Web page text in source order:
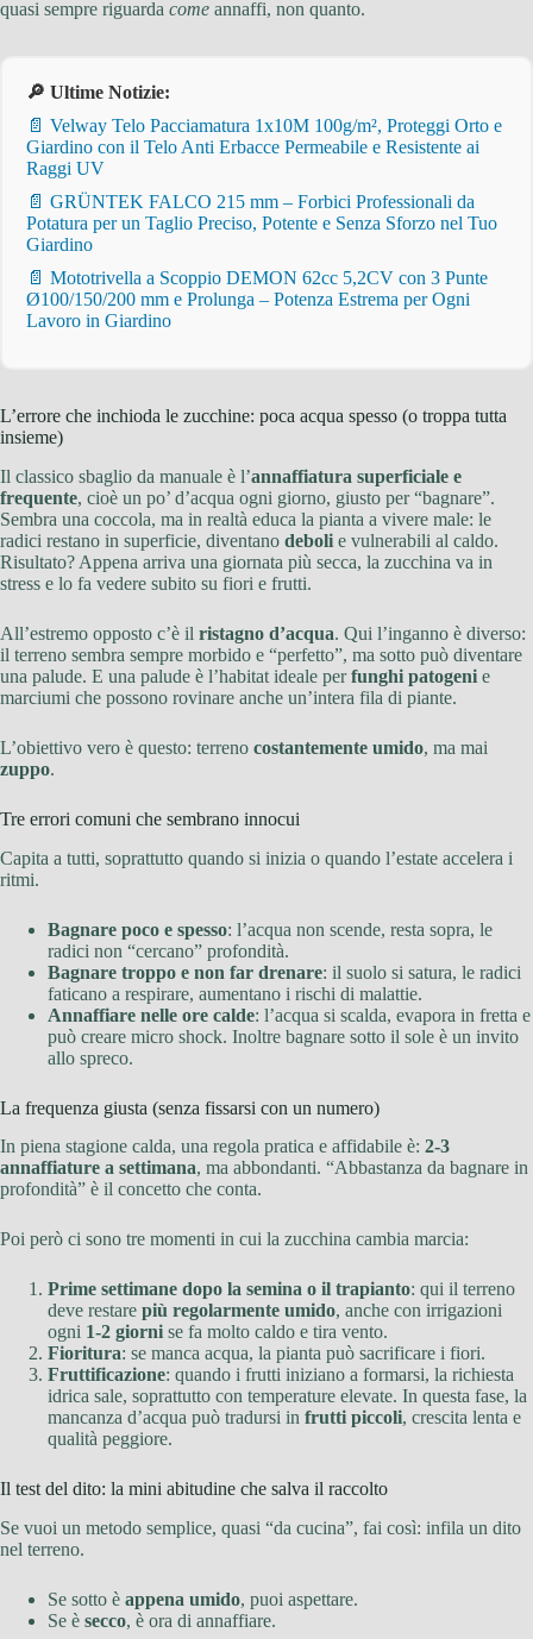
quasi sempre riguarda come annaffi, non quanto.
🔎 Ultime Notizie:
📄 Velway Telo Pacciamatura 1x10M 100g/m², Proteggi Orto e
Giardino con il Telo Anti Erbacce Permeabile e Resistente ai
Raggi UV
📄 GRÜNTEK FALCO 215 mm – Forbici Professionali da
Potatura per un Taglio Preciso, Potente e Senza Sforzo nel Tuo
Giardino
📄 Mototrivella a Scoppio DEMON 62cc 5,2CV con 3 Punte
Ø100/150/200 mm e Prolunga – Potenza Estrema per Ogni
Lavoro in Giardino
L’errore che inchioda le zucchine: poca acqua spesso (o troppa tutta
insieme)
Il classico sbaglio da manuale è l’annaffiatura superficiale e
frequente, cioè un po’ d’acqua ogni giorno, giusto per “bagnare”.
Sembra una coccola, ma in realtà educa la pianta a vivere male: le
radici restano in superficie, diventano deboli e vulnerabili al caldo.
Risultato? Appena arriva una giornata più secca, la zucchina va in
stress e lo fa vedere subito su fiori e frutti.
All’estremo opposto c’è il ristagno d’acqua. Qui l’inganno è diverso:
il terreno sembra sempre morbido e “perfetto”, ma sotto può diventare
una palude. E una palude è l’habitat ideale perfunghi patogeni e
marciumi che possono rovinare anche un’intera fila di piante.
L’obiettivo vero è questo: terreno costantemente umido, ma mai
zuppo.
Tre errori comuni che sembrano innocui
Capita a tutti, soprattutto quando si inizia o quando l’estate accelera i
ritmi.
Bagnare poco e spesso: l’acqua non scende, resta sopra, le
radici non “cercano” profondità.
Bagnare troppo e non far drenare: il suolo si satura, le radici
faticano a respirare, aumentano i rischi di malattie.
Annaffiare nelle ore calde: l’acqua si scalda, evapora in fretta e
può creare micro shock. Inoltre bagnare sotto il sole è un invito
allo spreco.
La frequenza giusta (senza fissarsi con un numero)
In piena stagione calda, una regola pratica e affidabile è: 2-3
annaffiature a settimana, ma abbondanti. “Abbastanza da bagnare in
profondità” è il concetto che conta.
Poi però ci sono tre momenti in cui la zucchina cambia marcia:
Prime settimane dopo la semina o il trapianto: qui il terreno
deve restare più regolarmente umido, anche con irrigazioni
ogni 1-2 giorni se fa molto caldo e tira vento.
Fioritura: se manca acqua, la pianta può sacrificare i fiori.
Fruttificazione: quando i frutti iniziano a formarsi, la richiesta
idrica sale, soprattutto con temperature elevate. In questa fase, la
mancanza d’acqua può tradursi in frutti piccoli, crescita lenta e
qualità peggiore.
Il test del dito: la mini abitudine che salva il raccolto
Se vuoi un metodo semplice, quasi “da cucina”, fai così: infila un dito
nel terreno.
Se sotto è appena umido, puoi aspettare.
Se è secco, è ora di annaffiare.